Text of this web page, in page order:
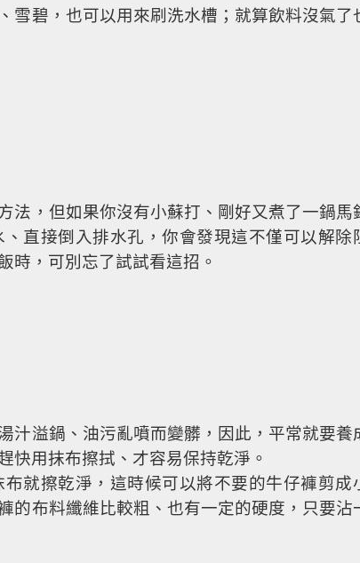
雪碧，也可以用來刷洗水槽；就算飲料沒氣了
法，但如果你沒有小蘇打、剛好又煮了一鍋馬
直接倒入排水孔，你會發現這不僅可以解除
時，可別忘了試試看這招。
汁溢鍋、油污亂噴而變髒，因此，平常就要養
快用抹布擦拭、才容易保持乾淨。
就擦乾淨，這時候可以將不要的牛仔褲剪成
的布料纖維比較粗、也有一定的硬度，只要沾